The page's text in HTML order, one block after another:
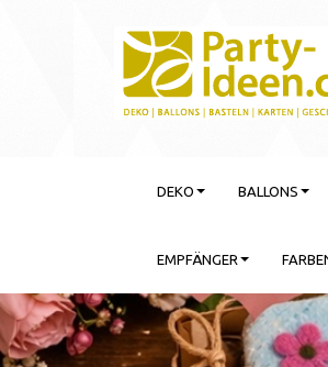
DEKO BALLONS
EMPFÄNGER